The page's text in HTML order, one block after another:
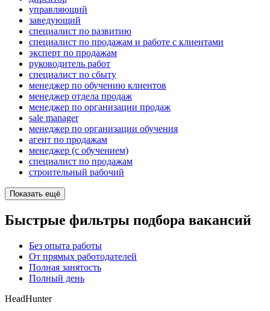
управляющий
заведующий
специалист по развитию
специалист по продажам и работе с клиентами
эксперт по продажам
руководитель работ
специалист по сбыту
менеджер по обучению клиентов
менеджер отдела продаж
менеджер по организации продаж
sale manager
менеджер по организации обучения
агент по продажам
менеджер (с обучением)
специалист по продажам
строительный рабочий
Показать ещё
Быстрые фильтры подбора вакансий
Без опыта работы
От прямых работодателей
Полная занятость
Полный день
HeadHunter